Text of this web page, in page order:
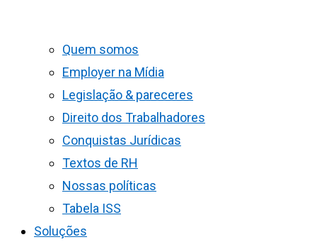
Quem somos
Employer na Mídia
Legislação & pareceres
Direito dos Trabalhadores
Conquistas Jurídicas
Textos de RH
Nossas políticas
Tabela ISS
Soluções